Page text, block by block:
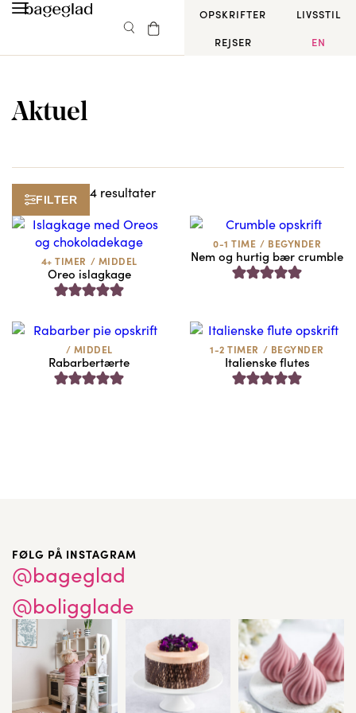
OPSKRIFTER
LIVSSTIL
REJSER
EN
Aktuel
FILTER 4 resultater
4+ TIMER / MIDDEL
Oreo islagkage
0-1 TIME / BEGYNDER
Nem og hurtig bær crumble
/ MIDDEL
Rabarbertærte
1-2 TIMER / BEGYNDER
Italienske flutes
FØLG PÅ INSTAGRAM
@bageglad
@boligglade